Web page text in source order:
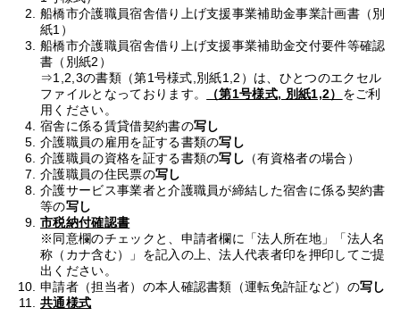
船橋市介護職員宿舎借り上げ支援事業補助金事業計画書（別
紙1）
船橋市介護職員宿舎借り上げ支援事業補助金交付要件等確認
書（別紙2）
⇒1,2,3の書類（第1号様式,別紙1,2）は、ひとつのエクセル
ファイルとなっております。
（第1号様式, 別紙1,2） をご利
用ください。
宿舎に係る賃貸借契約書の写し
介護職員の雇用を証する書類の写し
介護職員の資格を証する書類の写し （有資格者の場合）
介護職員の住民票の写し
介護サービス事業者と介護職員が締結した宿舎に係る契約書
等の写し
市税納付確認書
※同意欄のチェックと、申請者欄に「法人所在地」「法人名
称（カナ含む）」を記入の上、法人代表者印を押印してご提
出ください。
申請者（担当者）の本人確認書類（運転免許証など）の写し
共通様式